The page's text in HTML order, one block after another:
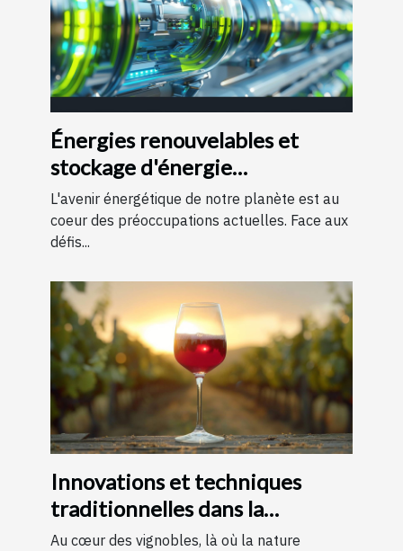
Énergies renouvelables et
stockage d'énergie
perspectives et technologies
d'avenir
L'avenir énergétique de notre planète est au
coeur des préoccupations actuelles. Face aux
défis...
Innovations et techniques
traditionnelles dans la
fabrication du vin
Au cœur des vignobles, là où la nature